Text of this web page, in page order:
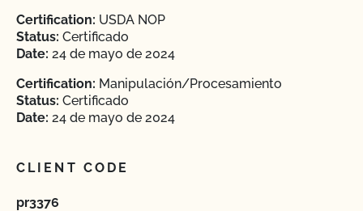
Certification: USDA NOP
Status: Certificado
Date: 24 de mayo de 2024
Certification: Manipulación/Procesamiento
Status: Certificado
Date: 24 de mayo de 2024
CLIENT CODE
pr3376